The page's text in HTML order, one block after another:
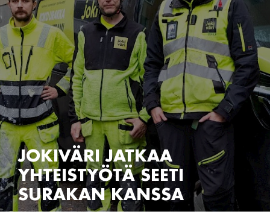
JOKIVÄRI JATKAA
YHTEISTYÖTÄ SEETI
SURAKAN KANSSA